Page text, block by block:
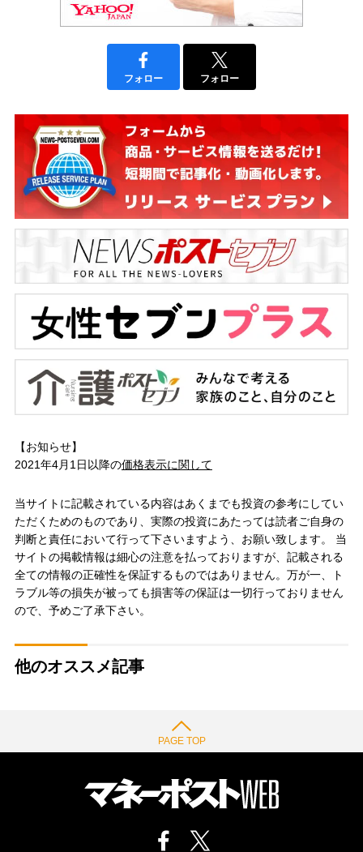
フォロー フォロー
【お知らせ】
2021年4月1日以降の価格表示に関して
当サイトに記載されている内容はあくまでも投資の参考にしてい
ただくためのものであり、実際の投資にあたっては読者ご自身の
判断と責任において行って下さいますよう、お願い致します。 当
サイトの掲載情報は細心の注意を払っておりますが、記載される
全ての情報の正確性を保証するものではありません。万が一、ト
ラブル等の損失が被っても損害等の保証は一切行っておりません
ので、予めご了承下さい。
他のオススメ記事
PAGE TOP